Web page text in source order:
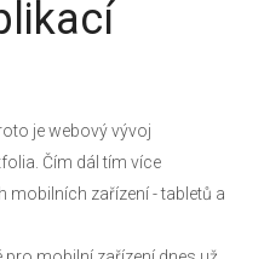
je webový vývoj
Čím dál tím více
mobilních zařízení - tabletů a